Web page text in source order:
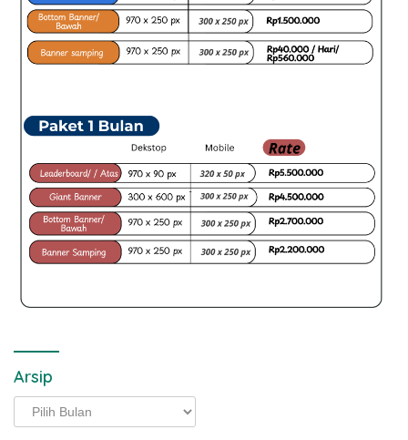
Arsip
Arsip